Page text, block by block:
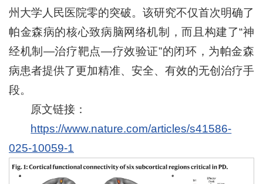
州大学人民医院零的突破。该研究不仅首次明确了
帕金森病的核心致病脑网络机制，而且构建了“神
经机制—治疗靶点—疗效验证”的闭环，为帕金森
病患者提供了更加精准、安全、有效的无创治疗手
段。
原文链接：
https://www.nature.com/articles/s41586-
025-10059-1